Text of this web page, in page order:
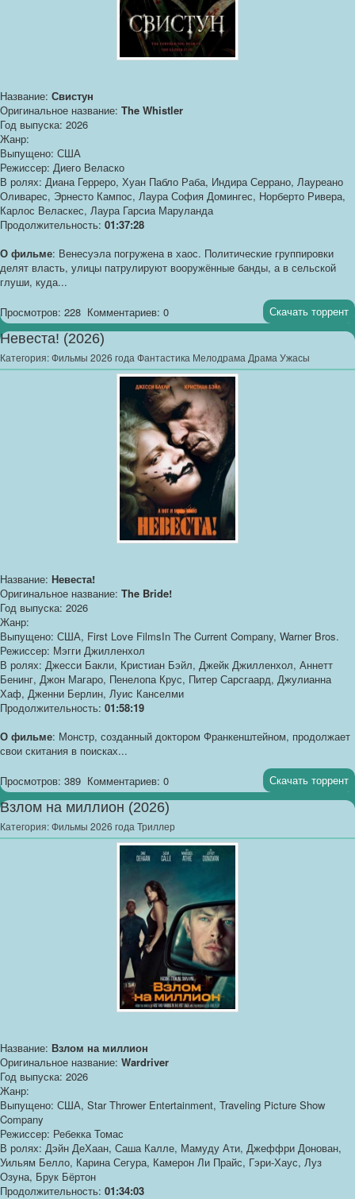
Название: Свистун
Оригинальное название: The Whistler
Год выпуска: 2026
Жанр:
Выпущено: США
Режиссер: Диего Веласко
В ролях: Диана Герреро, Хуан Пабло Раба, Индира Серрано, Лауреано
Оливарес, Эрнесто Кампос, Лаура София Домингес, Норберто Ривера,
Карлос Веласкес, Лаура Гарсиа Маруланда
Продолжительность: 01:37:28
О фильме: Венесуэла погружена в хаос. Политические группировки
делят власть, улицы патрулируют вооружённые банды, а в сельской
глуши, куда...
Просмотров: 228 Комментариев: 0 Скачать торрент
Невеста! (2026)
Категория:Фильмы 2026 года Фантастика Мелодрама Драма Ужасы
Название: Невеста!
Оригинальное название: The Bride!
Год выпуска: 2026
Жанр:
Выпущено: США, First Love FilmsIn The Current Company, Warner Bros.
Режиссер: Мэгги Джилленхол
В ролях: Джесси Бакли, Кристиан Бэйл, Джейк Джилленхол, Аннетт
Бенинг, Джон Магаро, Пенелопа Крус, Питер Сарсгаард, Джулианна
Хаф, Дженни Берлин, Луис Канселми
Продолжительность: 01:58:19
О фильме: Монстр, созданный доктором Франкенштейном, продолжает
свои скитания в поисках...
Просмотров: 389 Комментариев: 0 Скачать торрент
Взлом на миллион (2026)
Категория:Фильмы 2026 года Триллер
Название: Взлом на миллион
Оригинальное название: Wardriver
Год выпуска: 2026
Жанр:
Выпущено: США, Star Thrower Entertainment, Traveling Picture Show
Company
Режиссер: Ребекка Томас
В ролях: Дэйн ДеХаан, Саша Калле, Мамуду Ати, Джеффри Донован,
Уильям Белло, Карина Сегура, Камерон Ли Прайс, Гэри-Хаус, Луз
Озуна, Брук Бёртон
Продолжительность: 01:34:03